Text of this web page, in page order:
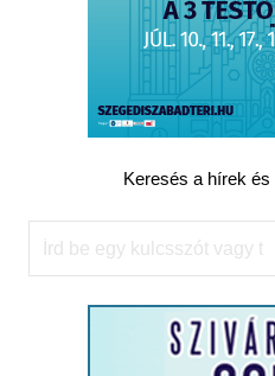
Keresés a hírek
Keresés